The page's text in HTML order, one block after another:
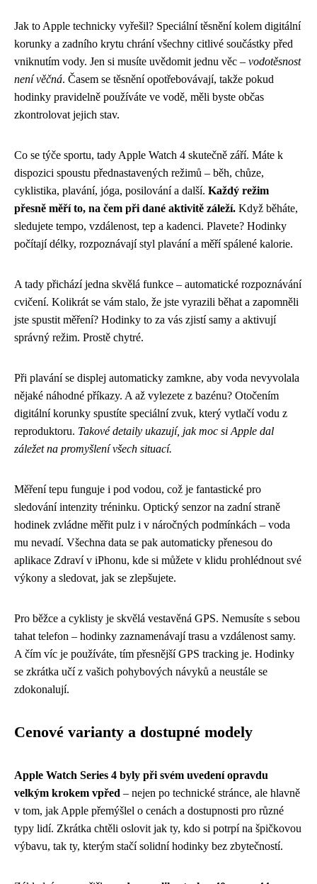
Jak to Apple technicky vyřešil? Speciální těsnění kolem digitální
korunky a zadního krytu chrání všechny citlivé součástky před
vniknutím vody. Jen si musíte uvědomit jednu věc – vodotěsnost
není věčná. Časem se těsnění opotřebovávají, takže pokud
hodinky pravidelně používáte ve vodě, měli byste občas
zkontrolovat jejich stav.
Co se týče sportu, tady Apple Watch 4 skutečně září. Máte k
dispozici spoustu přednastavených režimů – běh, chůze,
cyklistika, plavání, jóga, posilování a další. Každý režim
přesně měří to, na čem při dané aktivitě záleží. Když běháte,
sledujete tempo, vzdálenost, tep a kadenci. Plavete? Hodinky
počítají délky, rozpoznávají styl plavání a měří spálené kalorie.
A tady přichází jedna skvělá funkce – automatické rozpoznávání
cvičení. Kolikrát se vám stalo, že jste vyrazili běhat a zapomněli
jste spustit měření? Hodinky to za vás zjistí samy a aktivují
správný režim. Prostě chytré.
Při plavání se displej automaticky zamkne, aby voda nevyvolala
nějaké náhodné příkazy. A až vylezete z bazénu? Otočením
digitální korunky spustíte speciální zvuk, který vytlačí vodu z
reproduktoru. Takové detaily ukazují, jak moc si Apple dal
záležet na promyšlení všech situací.
Měření tepu funguje i pod vodou, což je fantastické pro
sledování intenzity tréninku. Optický senzor na zadní straně
hodinek zvládne měřit pulz i v náročných podmínkách – voda
mu nevadí. Všechna data se pak automaticky přenesou do
aplikace Zdraví v iPhonu, kde si můžete v klidu prohlédnout své
výkony a sledovat, jak se zlepšujete.
Pro běžce a cyklisty je skvělá vestavěná GPS. Nemusíte s sebou
tahat telefon – hodinky zaznamenávají trasu a vzdálenost samy.
A čím víc je používáte, tím přesnější GPS tracking je. Hodinky
se zkrátka učí z vašich pohybových návyků a neustále se
zdokonalují.
Cenové varianty a dostupné modely
Apple Watch Series 4 byly při svém uvedení opravdu
velkým krokem vpřed – nejen po technické stránce, ale hlavně
v tom, jak Apple přemýšlel o cenách a dostupnosti pro různé
typy lidí. Zkrátka chtěli oslovit jak ty, kdo si potrpí na špičkovou
výbavu, tak ty, kterým stačí solidní hodinky bez zbytečností.